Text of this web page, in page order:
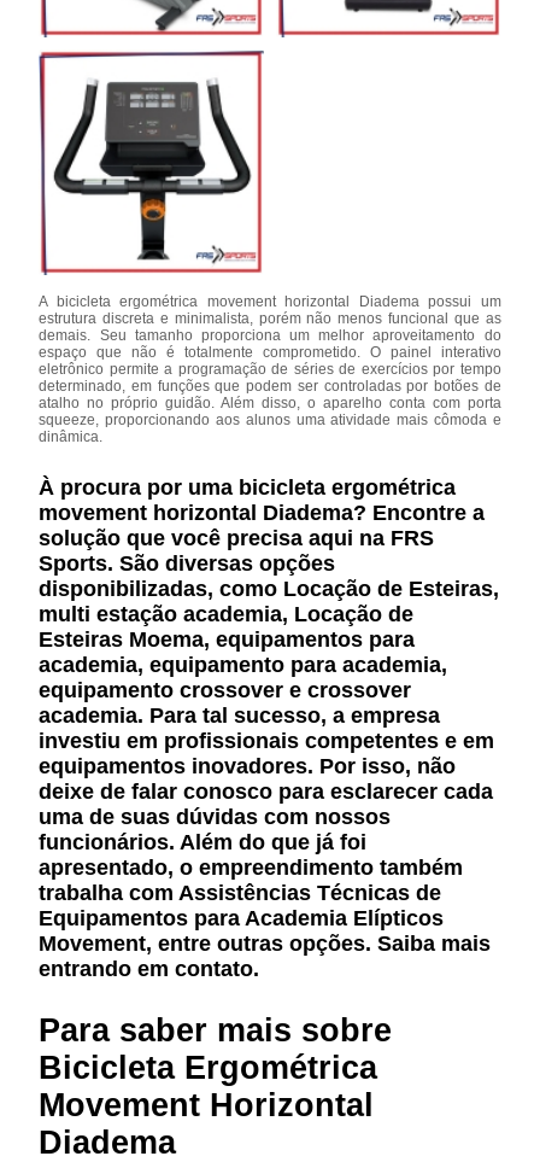
A bicicleta ergométrica movement horizontal Diadema possui um
estrutura discreta e minimalista, porém não menos funcional que as
demais. Seu tamanho proporciona um melhor aproveitamento do
espaço que não é totalmente comprometido. O painel interativo
eletrônico permite a programação de séries de exercícios por tempo
determinado, em funções que podem ser controladas por botões de
atalho no próprio guidão. Além disso, o aparelho conta com porta
squeeze, proporcionando aos alunos uma atividade mais cômoda e
dinâmica.
À procura por uma bicicleta ergométrica
movement horizontal Diadema? Encontre a
solução que você precisa aqui na FRS
Sports. São diversas opções
disponibilizadas, como Locação de Esteiras,
multi estação academia, Locação de
Esteiras Moema, equipamentos para
academia, equipamento para academia,
equipamento crossover e crossover
academia. Para tal sucesso, a empresa
investiu em profissionais competentes e em
equipamentos inovadores. Por isso, não
deixe de falar conosco para esclarecer cada
uma de suas dúvidas com nossos
funcionários. Além do que já foi
apresentado, o empreendimento também
trabalha com Assistências Técnicas de
Equipamentos para Academia Elípticos
Movement, entre outras opções. Saiba mais
entrando em contato.
Para saber mais sobre
Bicicleta Ergométrica
Movement Horizontal
Diadema